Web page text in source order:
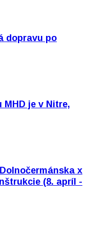
dopravu po
je v Nitre,
x
(8. apríl -